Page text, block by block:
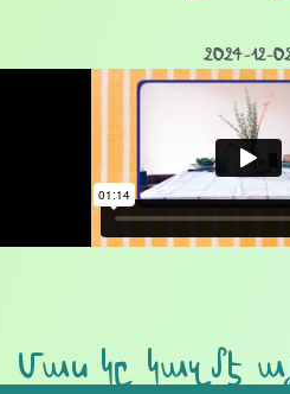
2024-12-
Մաս կը կազմէ